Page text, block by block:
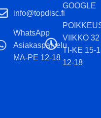
info@topdisc.fi
WhatsApp
Asiakaspalvelu
MA-PE 12-18
GOOGLE
VIIKKO 32
TI-KE 15-
12-18